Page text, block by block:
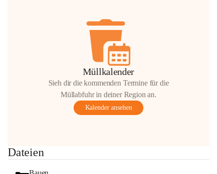
anrainer-service@omv.com
Bei Fragen, Anliegen oder Beschwerden.
Die OMV wird im Zuge von
Müllkalender
Sieh dir die kommenden Termine für die
Müllabfuhr in deiner Region an.
Kalender ansehen
Dateien